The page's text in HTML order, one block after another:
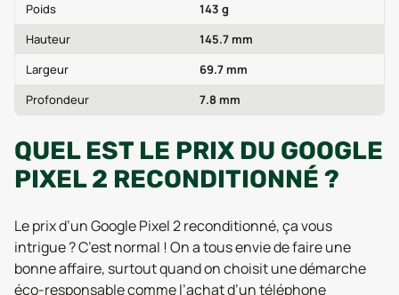
Poids
143 g
Hauteur
145.7 mm
Largeur
69.7 mm
Profondeur
7.8 mm
QUEL EST LE PRIX DU GOOGLE
PIXEL 2 RECONDITIONNÉ ?
Le prix d’un Google Pixel 2 reconditionné, ça vous
intrigue ? C’est normal ! On a tous envie de faire une
bonne affaire, surtout quand on choisit une démarche
éco-responsable comme l’achat d’un téléphone